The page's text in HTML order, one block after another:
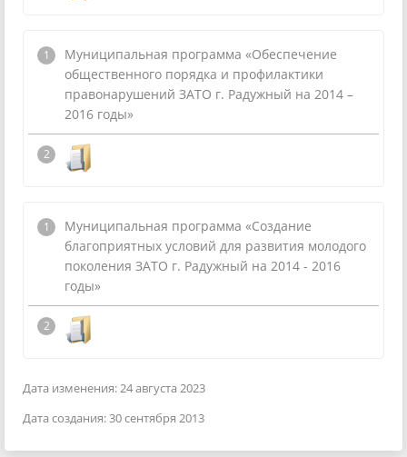
Муниципальная программа «Обеспечение
общественного порядка и профилактики
правонарушений ЗАТО г. Радужный на 2014 –
2016 годы»
Муниципальная программа «Создание
благоприятных условий для развития молодого
поколения ЗАТО г. Радужный на 2014 - 2016
годы»
Дата изменения: 24 августа 2023
Дата создания: 30 сентября 2013